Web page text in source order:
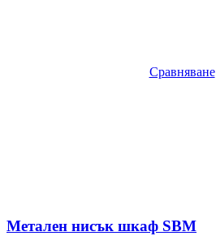
Сравняване
Метален нисък шкаф SBM